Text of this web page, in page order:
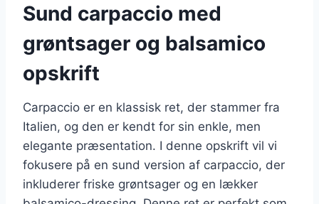
Sund carpaccio med
grøntsager og balsamico
opskrift
Carpaccio er en klassisk ret, der stammer fra
Italien, og den er kendt for sin enkle, men
elegante præsentation. I denne opskrift vil vi
fokusere på en sund version af carpaccio, der
inkluderer friske grøntsager og en lækker